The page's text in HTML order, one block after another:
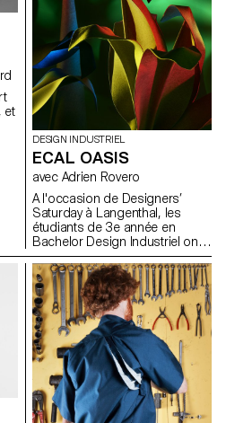
en béton… Tous s’entassent
dans une cacophonie visuelle
assumée et joyeuse. Photos
par ECAL/Younès Klouche
et
DESIGN INDUSTRIEL
ECAL OASIS
avec Adrien Rovero
A l'occasion de Designers’
Saturday à Langenthal, les
étudiants de 3e année en
Bachelor Design Industriel ont
créé, sous la direction d'Adrien
Rovero, un espace
expérimental et immersif
fabriqué en revêtements de sol
en collaboration avec la
manufacture suisse de tapis
Ruckstuhl. Etudiants: Marion
Aeby Raphaël Constantin
Athime De Crecy Alessia Di
Santo Salim Douma Quentin
Frichet Victor Guittet Jules Mas
Andreas Piedfort Jeanne Siffert